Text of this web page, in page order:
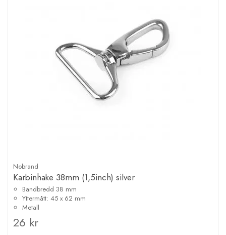
Nobrand
Karbinhake 38mm (1,5inch) silver
Bandbredd 38 mm
Yttermått: 45 x 62 mm
Metall
26 kr